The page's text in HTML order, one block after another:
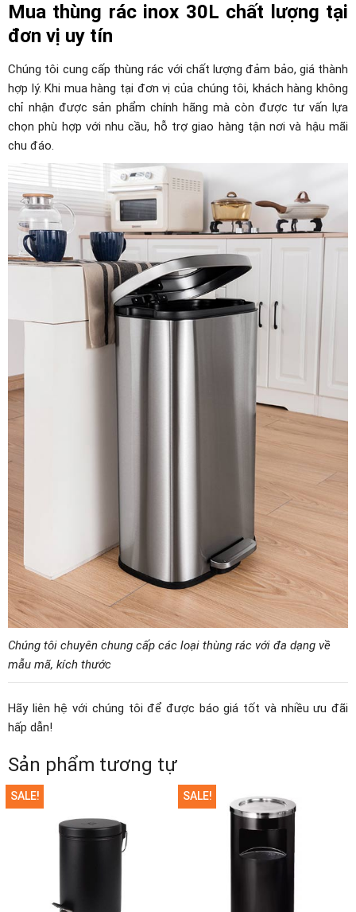
Mua thùng rác inox 30L chất lượng tại
đơn vị uy tín
Chúng tôi cung cấp thùng rác với chất lượng đảm bảo, giá thành
hợp lý. Khi mua hàng tại đơn vị của chúng tôi, khách hàng không
chỉ nhận được sản phẩm chính hãng mà còn được tư vấn lựa
chọn phù hợp với nhu cầu, hỗ trợ giao hàng tận nơi và hậu mãi
chu đáo.
Chúng tôi chuyên chung cấp các loại thùng rác với đa dạng về
mẫu mã, kích thước
Hãy liên hệ với chúng tôi để được báo giá tốt và nhiều ưu đãi
hấp dẫn!
Sản phẩm tương tự
SALE! SALE!